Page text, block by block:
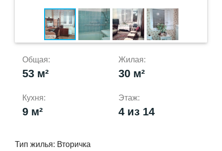
Общая:
53 м²
Жилая:
30 м²
Кухня:
9 м²
Этаж:
4 из 14
Тип жилья: Вторичка